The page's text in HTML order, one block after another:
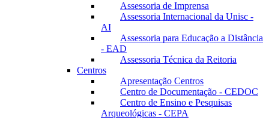
Assessoria de Imprensa
Assessoria Internacional da Unisc -
AI
Assessoria para Educação a Distância
- EAD
Assessoria Técnica da Reitoria
Centros
Apresentação Centros
Centro de Documentação - CEDOC
Centro de Ensino e Pesquisas
Arqueológicas - CEPA